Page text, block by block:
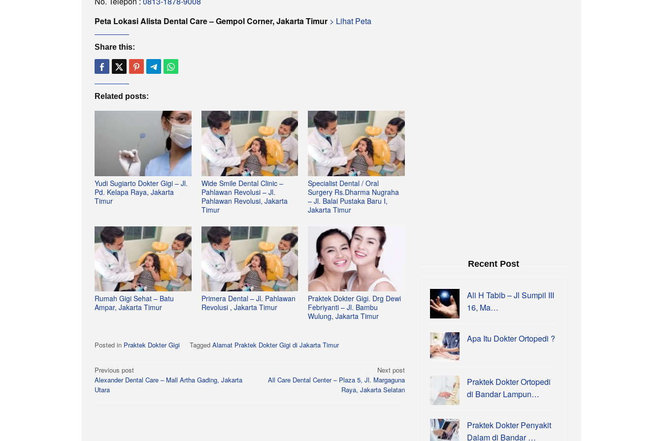
Peta Lokasi Alista Dental Care – Gempol Corner, Jakarta Timur > Lihat Peta
Share this:
Related posts:
Yudi Sugiarto Dokter Gigi – Jl.
Pd. Kelapa Raya, Jakarta
Timur
Wide Smile Dental Clinic –
Pahlawan Revolusi – Jl.
Pahlawan Revolusi, Jakarta
Timur
Specialist Dental / Oral
Surgery Rs.Dharma Nugraha
– Jl. Balai Pustaka Baru I,
Jakarta Timur
Rumah Gigi Sehat – Batu
Ampar, Jakarta Timur
Primera Dental – Jl. Pahlawan
Revolusi , Jakarta Timur
Praktek Dokter Gigi. Drg Dewi
Febriyanti – Jl. Bambu
Wulung, Jakarta Timur
Posted in Praktek Dokter Gigi Tagged Alamat Praktek Dokter Gigi di Jakarta Timur
Post
navigation
Previous post
Alexander Dental Care – Mall Artha Gading, Jakarta
Utara
Next post
All Care Dental Center – Plaza 5, Jl. Margaguna
Raya, Jakarta Selatan
Recent Post
Ali H Tabib – Jl Sumpil III
16, Ma…
Apa Itu Dokter Ortopedi ?
Praktek Dokter Ortopedi
di Bandar Lampun…
Praktek Dokter Penyakit
Dalam di Bandar …